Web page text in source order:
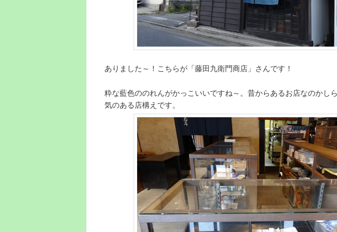
ありました～！こちらが「藤田九衛門商店」さんです！
粋な藍色ののれんがかっこいいですね～。昔からあるお店なのかし
気のある店構えです。